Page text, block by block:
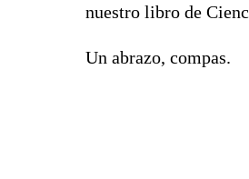
nuestro libro de
Un abrazo, compas.